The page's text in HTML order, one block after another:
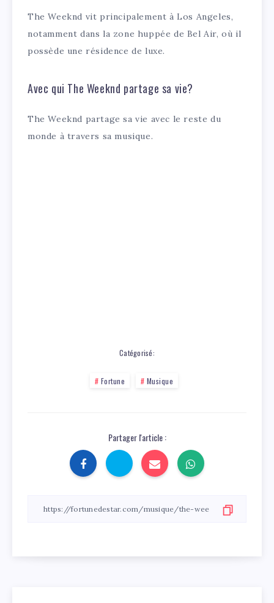
The Weeknd vit principalement à Los Angeles,
notamment dans la zone huppée de Bel Air, où il
possède une résidence de luxe.
Avec qui The Weeknd partage sa vie?
The Weeknd partage sa vie avec le reste du
monde à travers sa musique.
Catégorisé:
Fortune Musique
Partager l'article :